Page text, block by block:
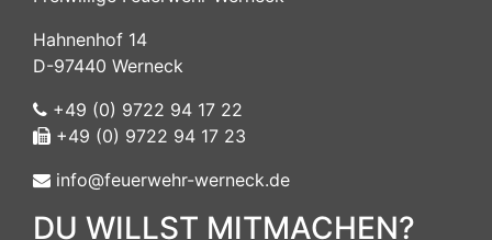
Hahnenhof 14
D-97440 Werneck
+49 (0) 9722 94 17 22
+49 (0) 9722 94 17 23
info@feuerwehr-werneck.de
DU WILLST MITMACHEN?